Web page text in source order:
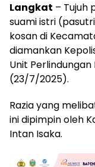
Langkat – Tujuh
suami istri
kosan di
diamankan
Unit
(23/7/2025).
Razia yang
ini dipimpin oleh
Intan Isaka.